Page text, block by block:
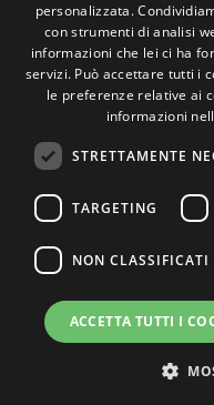
Camino de
50620 -
©
personalizzata.
con strumenti di analisi
informazioni che lei ci ha
servizi. Può accettare tutti i
le preferenze relative ai
informazioni
STRETTAMENTE
TARGETING
NON CLASSIFICATI
ACCETTA TUTTI I